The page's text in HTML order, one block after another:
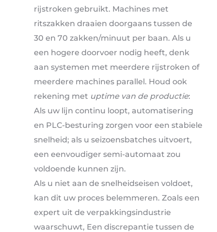
rijstroken gebruikt. Machines met
ritszakken draaien doorgaans tussen de
30 en 70 zakken/minuut per baan. Als u
een hogere doorvoer nodig heeft, denk
aan systemen met meerdere rijstroken of
meerdere machines parallel. Houd ook
rekening met uptime van de productie:
Als uw lijn continu loopt, automatisering
en PLC-besturing zorgen voor een stabiele
snelheid; als u seizoensbatches uitvoert,
een eenvoudiger semi-automaat zou
voldoende kunnen zijn.
Als u niet aan de snelheidseisen voldoet,
kan dit uw proces belemmeren. Zoals een
expert uit de verpakkingsindustrie
waarschuwt, Een discrepantie tussen de